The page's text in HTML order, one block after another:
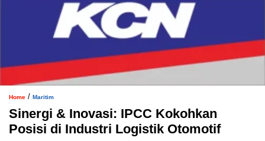
Home / Maritim
Sinergi & Inovasi: IPCC Kokohkan
Posisi di Industri Logistik Otomotif